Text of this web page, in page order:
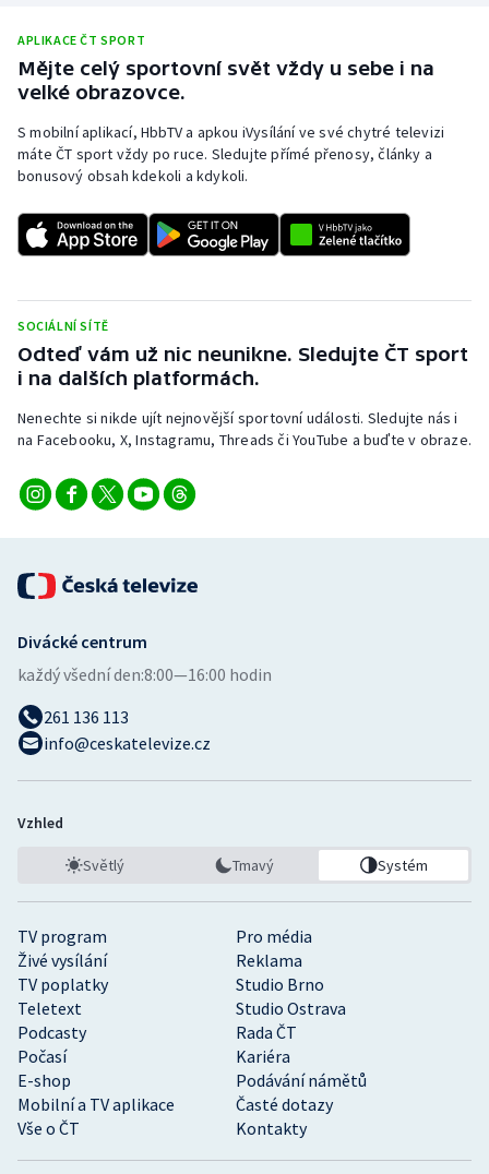
APLIKACE ČT SPORT
Mějte celý sportovní svět vždy u sebe i na
velké obrazovce.
S mobilní aplikací, HbbTV a apkou iVysílání ve své chytré televizi
máte ČT sport vždy po ruce. Sledujte přímé přenosy, články a
bonusový obsah kdekoli a kdykoli.
SOCIÁLNÍ SÍTĚ
Odteď vám už nic neunikne. Sledujte ČT sport
i na dalších platformách.
Nenechte si nikde ujít nejnovější sportovní události. Sledujte nás i
na Facebooku, X, Instagramu, Threads či YouTube a buďte v obraze.
TV program
Pro média
Živé vysílání
Reklama
TV poplatky
Studio Brno
Teletext
Studio Ostrava
Podcasty
Rada ČT
Počasí
Kariéra
E-shop
Podávání námětů
Mobilní a TV aplikace
Časté dotazy
Vše o ČT
Kontakty
Divácké centrum
každý všední den:8:00—16:00 hodin
261 136 113
info@ceskatelevize.cz
Vzhled
Světlý Tmavý Systém